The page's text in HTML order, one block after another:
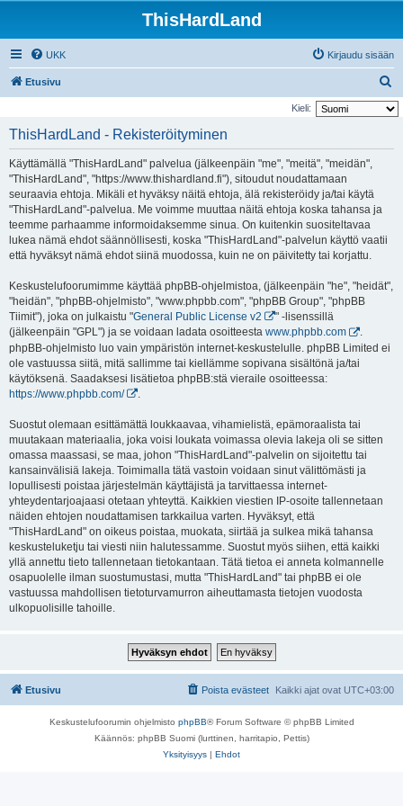
ThisHardLand
UKK Kirjaudu sisään
Etusivu
t
Kieli:
ThisHardLand - Rekisteröityminen
Käyttämällä "ThisHardLand" palvelua (jälkeenpäin "me", "meitä", "meidän",
"ThisHardLand", "https://www.thishardland.fi"), sitoudut noudattamaan
seuraavia ehtoja. Mikäli et hyväksy näitä ehtoja, älä rekisteröidy ja/tai käytä
"ThisHardLand"-palvelua. Me voimme muuttaa näitä ehtoja koska tahansa ja
teemme parhaamme informoidaksemme sinua. On kuitenkin suositeltavaa
lukea nämä ehdot säännöllisesti, koska "ThisHardLand"-palvelun käyttö vaatii
että hyväksyt nämä ehdot siinä muodossa, kuin ne on päivitetty tai korjattu.
Keskustelufoorumimme käyttää phpBB-ohjelmistoa, (jälkeenpäin "he", "heidät",
"heidän", "phpBB-ohjelmisto", "www.phpbb.com", "phpBB Group", "phpBB
Tiimit"), joka on julkaistu "General Public License v2
" -lisenssillä
(jälkeenpäin "GPL") ja se voidaan ladata osoitteesta www.phpbb.com
.
phpBB-ohjelmisto luo vain ympäristön internet-keskustelulle. phpBB Limited ei
ole vastuussa siitä, mitä sallimme tai kiellämme sopivana sisältönä ja/tai
käytöksenä. Saadaksesi lisätietoa phpBB:stä vieraile osoitteessa:
https://www.phpbb.com/
Suostut olemaan esittämättä loukkaavaa, vihamielistä, epämoraalista tai
muutakaan materiaalia, joka voisi loukata voimassa olevia lakeja oli se sitten
omassa maassasi, se maa, johon "ThisHardLand"-palvelin on sijoitettu tai
kansainvälisiä lakeja. Toimimalla tätä vastoin voidaan sinut välittömästi ja
lopullisesti poistaa järjestelmän käyttäjistä ja tarvittaessa internet-
yhteydentarjoajaasi otetaan yhteyttä. Kaikkien viestien IP-osoite tallennetaan
näiden ehtojen noudattamisen tarkkailua varten. Hyväksyt, että
"ThisHardLand" on oikeus poistaa, muokata, siirtää ja sulkea mikä tahansa
keskusteluketju tai viesti niin halutessamme. Suostut myös siihen, että kaikki
yllä annettu tieto tallennetaan tietokantaan. Tätä tietoa ei anneta kolmannelle
osapuolelle ilman suostumustasi, mutta "ThisHardLand" tai phpBB ei ole
vastuussa mahdollisen tietoturvamurron aiheuttamasta tietojen vuodosta
ulkopuolisille tahoille.
Etusivu Kaikki ajat ovat UTC+03:00
Poista evästeet
Keskustelufoorumin ohjelmisto phpBB® Forum Software © phpBB Limited
Käännös: phpBB Suomi (lurttinen, harritapio, Pettis)
Yksityisyys | Ehdot